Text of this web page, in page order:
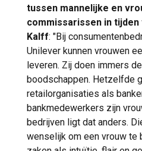
tussen mannelijke en
commissarissen in tijden
Kalff: "Bij
Unilever kunnen vrouwen
leveren. Zij doen immers
boodschappen. Hetzelfde
retailorganisaties als
bankmedewerkers zijn
bedrijven ligt dat anders.
wenselijk om een vrouw te